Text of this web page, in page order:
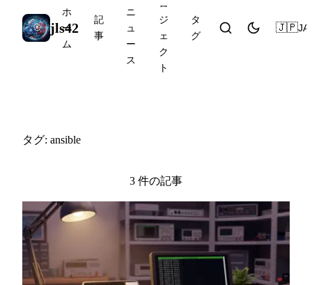
jls42
ホ
ー
ム
記
事
ニ
ュ
ー
ス
ロ
ジ
ェ
ク
ト
タ
グ
🇯🇵JA
タグ: ansible
3 件の記事